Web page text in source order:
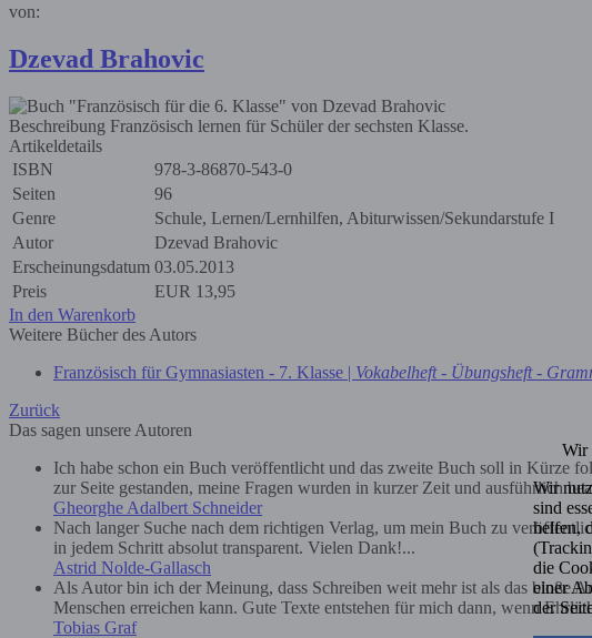
von:
Dzevad Brahovic
Beschreibung Französisch lernen für Schüler der sechsten Klasse.
Artikeldetails
ISBN
978-3-86870-543-0
Seiten
96
Genre
Schule, Lernen/Lernhilfen, Abiturwissen/Sekundarstufe I
Autor
Dzevad Brahovic
Erscheinungsdatum 03.05.2013
Preis
EUR 13,95
In den Warenkorb
Weitere Bücher des Autors
Französisch für Gymnasiasten - 7. Klasse | Vokabelheft - Übungsheft -
Zurück
Das sagen unsere Autoren
Ich habe schon ein Buch veröffentlicht und das zweite Buch soll in Kürze
zur Seite gestanden, meine Fragen wurden in kurzer Zeit und ausführlich
Gheorghe Adalbert Schneider
Nach langer Suche nach dem richtigen Verlag, um mein Buch zu
in jedem Schritt absolut transparent. Vielen Dank!...
Astrid Nolde-Gallasch
Als Autor bin ich der Meinung, dass Schreiben weit mehr ist als das bloße
Menschen erreichen kann. Gute Texte entstehen für mich dann, wenn
Tobias Graf
Wir
Wir
sind
helfen,
die
einer
der